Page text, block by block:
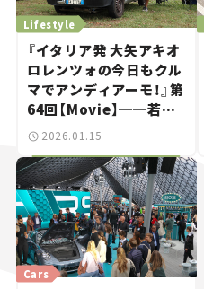
Lifestyle
『イタリア発 大矢アキオ
ロレンツォの今日もクル
マでアンディアーモ！』第
64回【Movie】──若人
よ、魔改造パンダで砂漠
2026.01.15
Cars